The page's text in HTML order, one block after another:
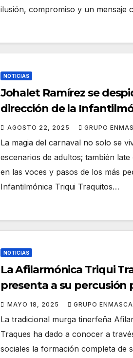
ilusión, compromiso y un mensaje
NOTICIAS
Johalet Ramírez se
dirección de la
Triqui Traquitos
AGOSTO 22, 2025 GRUPO
La magia del carnaval no solo se
escenarios de adultos; también
en las voces y pasos de los más
Infantilmónica Triqui Traquitos…
NOTICIAS
La Afilarmónica Triqui
presenta a su percusión para la
próxima temporada
MAYO 18, 2025 GRUPO
La tradicional murga tinerfeña
Traques ha dado a conocer a
sociales la formación completa de